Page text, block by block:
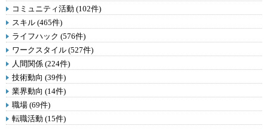
コミュニティ活動 (102件)
スキル (465件)
ライフハック (576件)
ワークスタイル (527件)
人間関係 (224件)
技術動向 (39件)
業界動向 (14件)
職場 (69件)
転職活動 (15件)